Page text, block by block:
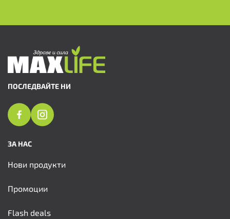
ПОСЛЕДВАЙТЕ НИ
ЗА НАС
Нови продукти
Промоции
Flash deals